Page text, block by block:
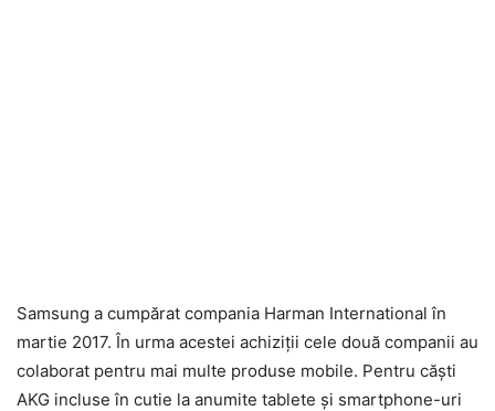
Samsung a cumpărat compania Harman International în
martie 2017. În urma acestei achiziții cele două companii au
colaborat pentru mai multe produse mobile. Pentru căști
AKG incluse în cutie la anumite tablete și smartphone-uri